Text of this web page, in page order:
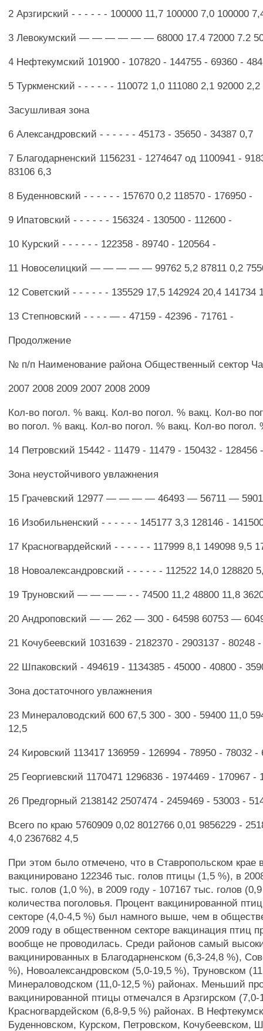
2 Арзгирский - - - - - - 100000 11,7 100000 7,0 100000
3 Левокумский — — — — — — 68000 17.4 72000 7.2
4 Нефтекумский 101900 - 107820 - 144755 - 69360 -
5 Туркменский - - - - - - 110072 1,0 111080 2,1 92000 2,2
Засушливая зона
6 Александровский - - - - - - 45173 - 35650 - 34387 0,7
7 Благодарненский 1156231 - 1274647 од 1100941 -
83106 6,3
8 Буденновский - - - - - - 157670 0,2 118570 - 176950 -
9 Ипатовский - - - - - - 156324 - 130500 - 112600 -
10 Курский - - - - - - 122358 - 89740 - 120564 -
11 Новоселицкий — — — — — 99762 5,2 87811 0,2
12 Советский - - - - - - 135529 17,5 142924 20,4 141734
13 Степновский - - - - — - 47159 - 42396 - 71761 -
Продолжение
№ п/п Наименование района Общественный сектор
2007 2008 2009 2007 2008 2009
Кол-во погол. % вакц. Кол-во погол. % вакц. Кол-во
во погол. % вакц. Кол-во погол. % вакц. Кол-во погол.
14 Петровский 15442 - 11479 - 11479 - 150432 - 128456
Зона неустойчивого увлажнения
15 Грачевский 12977 — — — — 46493 — 56711 —
16 Изобильненский - - - - - - 145177 3,3 128146 -
17 Красногвардейский - - - - - - 117999 8,1 149098 9,5
18 Новоалександровский - - - - - - 112522 14,0 128820
19 Труновский — — — — - - 74500 11,2 48800 11,8
20 Андроповский — — 262 — 300 - 64598 60753 —
21 Кочубеевский 1031639 - 2182370 - 2903137 - 80248
22 Шпаковский - 494619 - 1134385 - 45000 - 40800 -
Зона достаточного увлажнения
23 Минераловодский 600 67,5 300 - 300 - 59400 11,0
12,5
24 Кировский 113417 136959 - 126994 - 78950 - 78032 -
25 Георгиевский 1170471 1296836 - 1974469 - 170967 -
26 Предгорный 2138142 2507474 - 2459469 - 53003 -
Всего по краю 5760909 0,02 8012766 0,01 9856229 -
4,0 2367682 4,5
При этом было отмечено, что в Ставропольском крае
вакцинировано 122346 тыс. голов птицы (1,5 %), в
тыс. голов (1,0 %), в 2009 году - 107167 тыс. голов
количества поголовья. Процент вакцинированной
секторе (4,0-4,5 %) был намного выше, чем в
2009 году в общественном секторе вакцинация птиц
вообще не проводилась. Среди районов самый
вакцинированных в Благодарненском (6,3-24,8 %),
%), Новоалександровском (5,0-19,5 %), Труновском
Минераловодском (11,0-12,5 %) районах. Меньший
вакцинированной птицы отмечался в Арзгирском (7,0-
Красногвардейском (6,8-9,5 %) районах. В
Буденновском, Курском, Петровском, Кочубеевском,